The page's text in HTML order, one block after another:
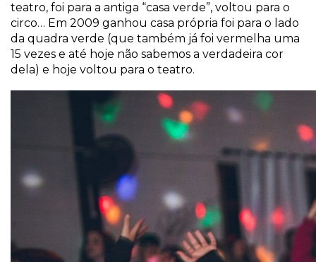
teatro, foi para a antiga “casa verde”, voltou para o
circo… Em 2009 ganhou casa própria foi para o lado
da quadra verde (que também já foi vermelha uma
15 vezes e até hoje não sabemos a verdadeira cor
dela) e hoje voltou para o teatro.